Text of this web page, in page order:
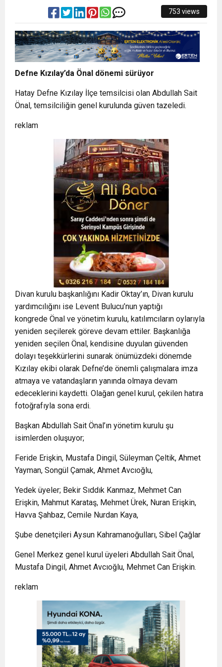
753 views
Defne Kızılay’da Önal dönemi sürüyor
Hatay Defne Kızılay İlçe temsilcisi olan Abdullah Sait
Önal, temsilciliğin genel kurulunda güven tazeledi.
reklam
Divan kurulu başkanlığını Kadir Oktay’ın, Divan kurulu
yardımcılığını ise Levent Bulucu’nun yaptığı
kongrede Önal ve yönetim kurulu, katılımcıların oylarıyla
yeniden seçilerek göreve devam ettiler. Başkanlığa
yeniden seçilen Önal, kendisine duyulan güvenden
dolayı teşekkürlerini sunarak önümüzdeki dönemde
Kızılay ekibi olarak Defne’de önemli çalışmalara imza
atmaya ve vatandaşların yanında olmaya devam
edeceklerini kaydetti. Olağan genel kurul, çekilen hatıra
fotoğrafıyla sona erdi.
Başkan Abdullah Sait Önal’ın yönetim kurulu şu
isimlerden oluşuyor;
Feride Erişkin, Mustafa Dingil, Süleyman Çeltik, Ahmet
Yayman, Songül Çamak, Ahmet Avcıoğlu,
Yedek üyeler; Bekir Sıddık Kanmaz, Mehmet Can
Erişkin, Mahmut Karataş, Mehmet Ürek, Nuran Erişkin,
Havva Şahbaz, Cemile Nurdan Kaya,
Şube denetçileri Aysun Kahramanoğulları, Sibel Çağlar
Genel Merkez genel kurul üyeleri Abdullah Sait Önal,
Mustafa Dingil, Ahmet Avcıoğlu, Mehmet Can Erişkin.
reklam